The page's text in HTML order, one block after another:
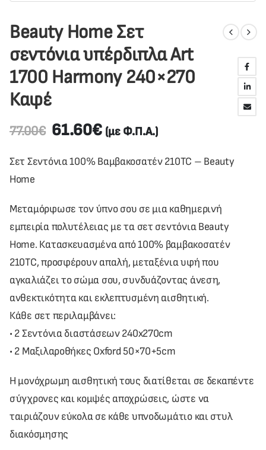
Beauty Home Σετ
σεντόνια υπέρδιπλα Art
1700 Harmony 240×270
Καφέ
77.00€ 61.60€ (με Φ.Π.Α.)
Σετ Σεντόνια 100% Βαμβακοσατέν 210TC – Beauty
Home
Μεταμόρφωσε τον ύπνο σου σε μια καθημερινή
εμπειρία πολυτέλειας με τα σετ σεντόνια Beauty
Home. Κατασκευασμένα από 100% βαμβακοσατέν
210TC, προσφέρουν απαλή, μεταξένια υφή που
αγκαλιάζει το σώμα σου, συνδυάζοντας άνεση,
ανθεκτικότητα και εκλεπτυσμένη αισθητική.
Κάθε σετ περιλαμβάνει:
• 2 Σεντόνια διαστάσεων 240x270cm
• 2 Μαξιλαροθήκες Oxford 50×70+5cm
Η μονόχρωμη αισθητική τους διατίθεται σε δεκαπέντε
σύγχρονες και κομψές αποχρώσεις, ώστε να
ταιριάζουν εύκολα σε κάθε υπνοδωμάτιο και στυλ
διακόσμησης